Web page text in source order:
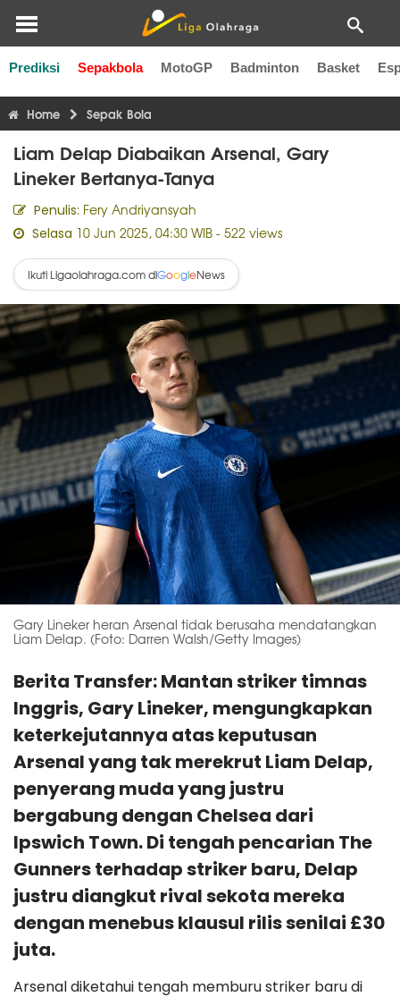
Prediksi Sepakbola MotoGP Badminton Basket
Liga Inggris Liga Italia Liga Spanyol Liga Perancis
Home Sepak Bola
Liam Delap Diabaikan Arsenal, Gary
Lineker Bertanya-Tanya
Penulis: Fery Andriyansyah
Selasa 10 Jun 2025, 04:30 WIB - 522 views
Ikuti Ligaolahraga.com diGoogleNews
Gary Lineker heran Arsenal tidak berusaha mendatangkan
Liam Delap. (Foto: Darren Walsh/Getty Images)
Berita Transfer: Mantan striker timnas
Inggris, Gary Lineker, mengungkapkan
keterkejutannya atas keputusan
Arsenal yang tak merekrut Liam Delap,
penyerang muda yang justru
bergabung dengan Chelsea dari
Ipswich Town. Di tengah pencarian The
Gunners terhadap striker baru, Delap
justru diangkut rival sekota mereka
dengan menebus klausul rilis senilai £30
juta.
Arsenal diketahui tengah memburu striker baru di